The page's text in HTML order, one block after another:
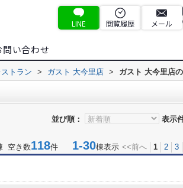
LINE 閲覧履歴 メール
問い合わせ
トラン > ガスト 大今里店 > ガスト 大今里店
並び順： 表示
空き数118件 1-30棟表示 <<前へ 1 2 3